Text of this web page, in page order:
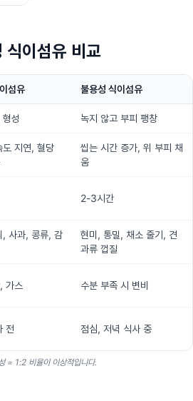
이섬유 비교
섬유 불용성 식이섬유
성 녹지 않고 부피 팽창
도 지연, 혈당
씹는 시간 증가, 위 부피 채
움
2-3시간
, 사과, 콩류, 감
현미, 통밀, 채소 줄기, 견
과류 껍질
가스 수분 부족 시 변비
전 점심, 저녁 식사 중
= 1:2 비율이 이상적입니다.